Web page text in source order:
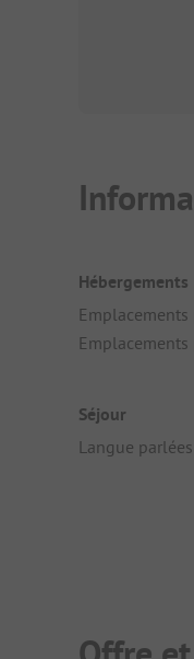
Hébergements
Emplacements
Séjour
Langue